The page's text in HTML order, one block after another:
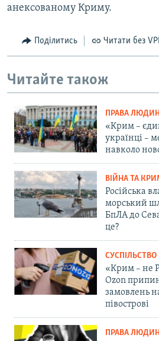
анексованому Криму.
Поділитись Читати без
Читайте також
ПРАВА
«Крим –
українці –
навколо
ВІЙНА ТА
Російська
морський
БпЛА до
це?
СУСПІЛЬСТВО
«Крим – не
Ozon
замовлень
півострові
ПРАВА